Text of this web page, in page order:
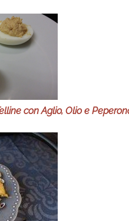
con Aglio, Olio e